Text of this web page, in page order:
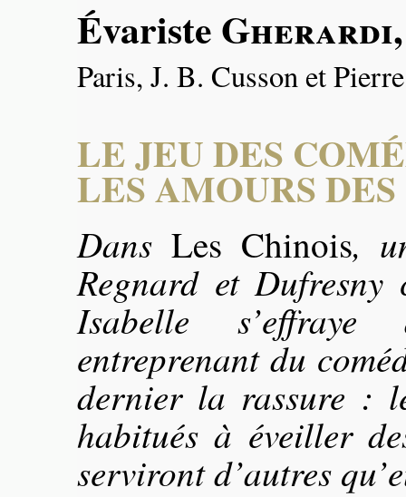
ÉvaristeGherardi
Paris, J. B. Cusson et
LE JEU DES
LES AMOURS
Dans Les Chinois,
Regnard et Dufresny
Isabelle s’effraye
entreprenant du
dernier la rassure :
habitués à éveiller
serviront d’autres